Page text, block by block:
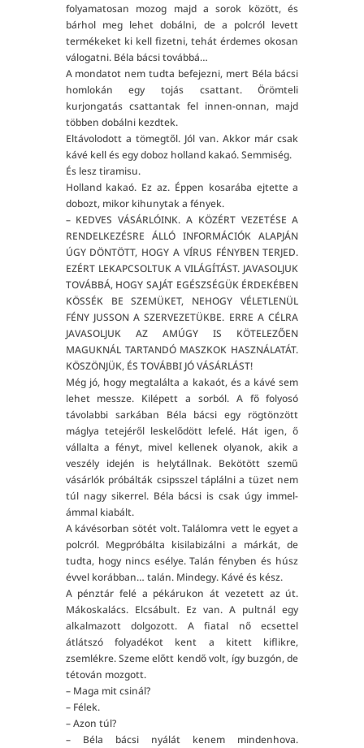
folyamatosan mozog majd a sorok között, és
bárhol meg lehet dobálni, de a polcról levett
termékeket ki kell fizetni, tehát érdemes okosan
válogatni. Béla bácsi továbbá…
A mondatot nem tudta befejezni, mert Béla bácsi
homlokán egy tojás csattant. Örömteli
kurjongatás csattantak fel innen-onnan, majd
többen dobálni kezdtek.
Eltávolodott a tömegtől. Jól van. Akkor már csak
kávé kell és egy doboz holland kakaó. Semmiség.
És lesz tiramisu.
Holland kakaó. Ez az. Éppen kosarába ejtette a
dobozt, mikor kihunytak a fények.
– KEDVES VÁSÁRLÓINK. A KÖZÉRT VEZETÉSE A
RENDELKEZÉSRE ÁLLÓ INFORMÁCIÓK ALAPJÁN
ÚGY DÖNTÖTT, HOGY A VÍRUS FÉNYBEN TERJED.
EZÉRT LEKAPCSOLTUK A VILÁGÍTÁST. JAVASOLJUK
TOVÁBBÁ, HOGY SAJÁT EGÉSZSÉGÜK ÉRDEKÉBEN
KÖSSÉK BE SZEMÜKET, NEHOGY VÉLETLENÜL
FÉNY JUSSON A SZERVEZETÜKBE. ERRE A CÉLRA
JAVASOLJUK AZ AMÚGY IS KÖTELEZŐEN
MAGUKNÁL TARTANDÓ MASZKOK HASZNÁLATÁT.
KÖSZÖNJÜK, ÉS TOVÁBBI JÓ VÁSÁRLÁST!
Még jó, hogy megtalálta a kakaót, és a kávé sem
lehet messze. Kilépett a sorból. A fő folyosó
távolabbi sarkában Béla bácsi egy rögtönzött
máglya tetejéről leskelődött lefelé. Hát igen, ő
vállalta a fényt, mivel kellenek olyanok, akik a
veszély idején is helytállnak. Bekötött szemű
vásárlók próbálták csipsszel táplálni a tüzet nem
túl nagy sikerrel. Béla bácsi is csak úgy immel-
ámmal kiabált.
A kávésorban sötét volt. Találomra vett le egyet a
polcról. Megpróbálta kisilabizálni a márkát, de
tudta, hogy nincs esélye. Talán fényben és húsz
évvel korábban… talán. Mindegy. Kávé és kész.
A pénztár felé a pékárukon át vezetett az út.
Mákoskalács. Elcsábult. Ez van. A pultnál egy
alkalmazott dolgozott. A fiatal nő ecsettel
átlátszó folyadékot kent a kitett kiflikre,
zsemlékre. Szeme előtt kendő volt, így buzgón, de
tétován mozgott.
– Maga mit csinál?
– Félek.
– Azon túl?
– Béla bácsi nyálát kenem mindenhova.